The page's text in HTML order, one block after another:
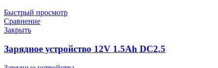
Быстрый просмотр
Сравнение
Закрыть
Зарядное устройство 12V 1.5Ah DC2.5